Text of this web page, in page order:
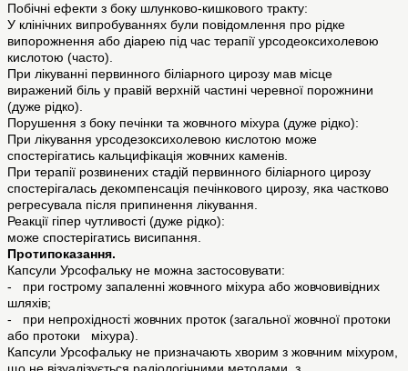
Побічні ефекти з боку шлунково-кишкового тракту:
У клінічних випробуваннях були повідомлення про рідке
випорожнення або діарею під час терапії урсодеоксихолевою
кислотою (часто).
При лікуванні первинного біліарного цирозу мав місце
виражений біль у правій верхній частині черевної порожнини
(дуже рідко).
Порушення з боку печінки та жовчного міхура (дуже рідко):
При лікування урсодезоксихолевою кислотою може
спостерігатись кальцифікація жовчних каменів.
При терапії розвинених стадій первинного біліарного цирозу
спостерігалась декомпенсація печінкового цирозу, яка частково
регресувала після припинення лікування.
Реакції гіпер чутливості (дуже рідко):
може спостерігатись висипання.
Протипоказання.
Капсули Урсофальку не можна застосовувати:
- при гострому запаленні жовчного міхура або жовчовивідних
шляхів;
- при непрохідності жовчних проток (загальної жовчної протоки
або протоки міхура).
Капсули Урсофальку не призначають хворим з жовчним міхуром,